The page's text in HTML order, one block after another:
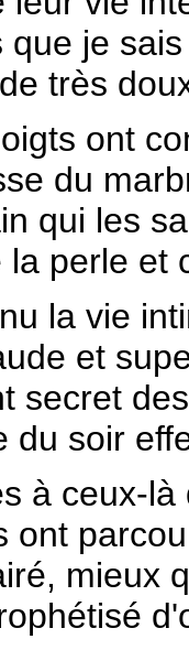
que je
très
ont
du
qui les
la perle et
la vie
et
secret
du soir
à ceux-
ont
mieux